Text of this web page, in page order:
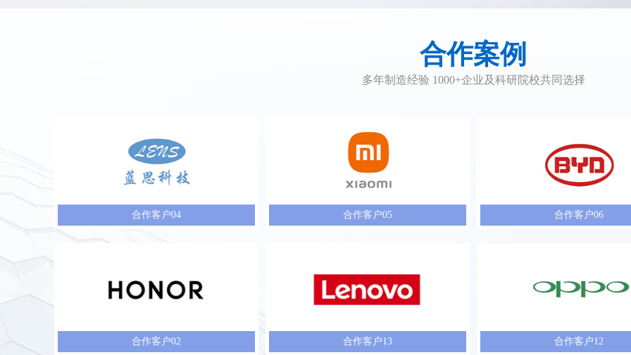
合作案例
多年制造经验 1000+企业及科研院校共同选择
合作客户04 合作客户05 合作客户06
合作客户02 合作客户13 合作客户12